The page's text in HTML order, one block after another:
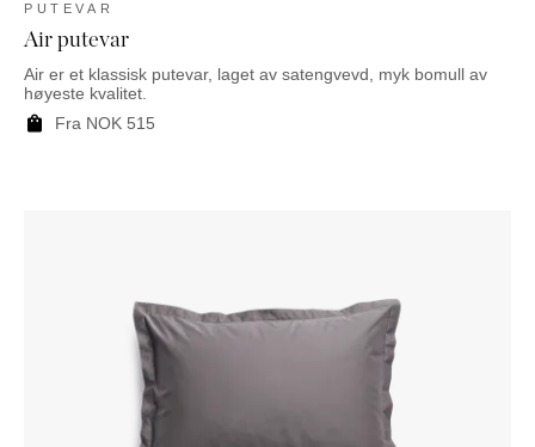
PUTEVAR
Air putevar
Air er et klassisk putevar, laget av satengvevd, myk bomull av
høyeste kvalitet.
Fra NOK 515